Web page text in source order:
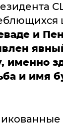
и
именно
и имя